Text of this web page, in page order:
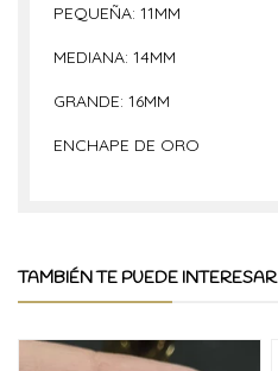
PEQUEÑA: 11MM
MEDIANA: 14MM
GRANDE: 16MM
ENCHAPE DE ORO
TAMBIÉN TE PUEDE INTERESAR